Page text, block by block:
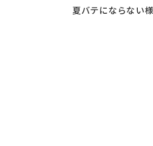
夏バテにならない